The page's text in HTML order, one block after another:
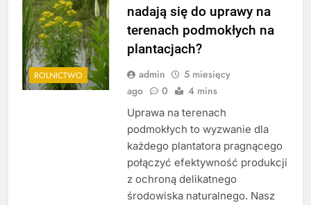
ROLNICTWO
nadają się do uprawy na
terenach podmokłych na
plantacjach?
admin
5 miesięcy
ago
0 4 mins
Uprawa na terenach
podmokłych to wyzwanie dla
każdego plantatora pragnącego
połączyć efektywność produkcji
z ochroną delikatnego
środowiska naturalnego. Nasz